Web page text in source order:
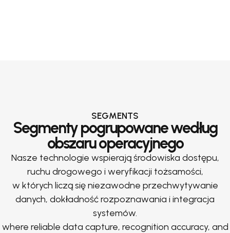
SEGMENTS
Segmenty pogrupowane według
obszaru operacyjnego
Nasze technologie wspierają środowiska dostępu,
ruchu drogowego i weryfikacji tożsamości,
w których liczą się niezawodne przechwytywanie
danych, dokładność rozpoznawania i integracja
systemów.
where reliable data capture, recognition accuracy, and